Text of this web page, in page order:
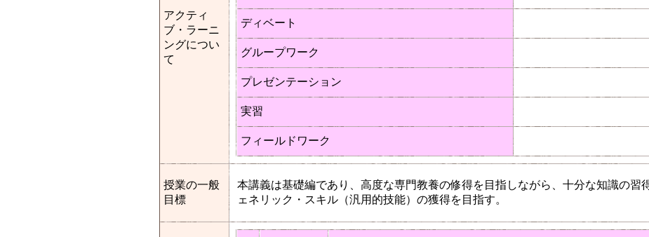
アクティ
ブ・ラーニ
ングについ
て
ディベート
グループワーク
プレゼンテーション
実習
フィールドワーク
授業の一般
目標
本講義は基礎編であり、高度な専門教養の修得を目指しながら、十分な知識の習
ェネリック・スキル（汎用的技能）の獲得を目指す。